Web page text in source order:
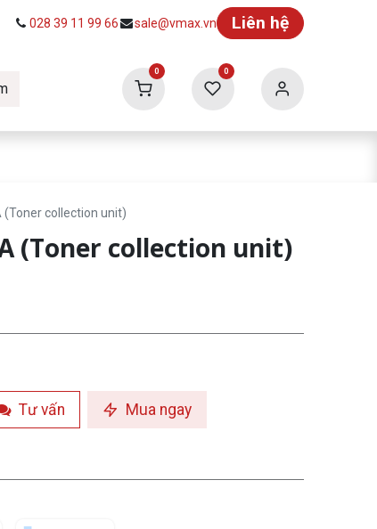
028 39 11 99 66 sale@vmax.vn Liên hệ
0 0
(Toner collection unit)
(Toner collection unit)
Tư vấn Mua ngay